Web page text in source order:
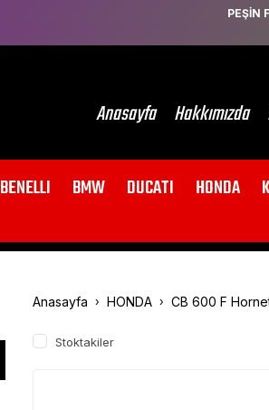
PEŞİN
Anasayfa Hakkımızda
BENELLI BMW DUCATI HONDA
Anasayfa HONDA CB 600 F
Stoktakiler